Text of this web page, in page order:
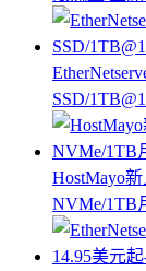
SSD/
HostMayo
NVMe/1TB